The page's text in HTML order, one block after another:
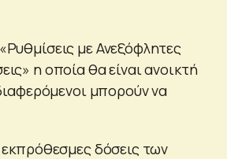
με Ανεξόφλητες
η οποία θα είναι ανοικτή
μπορούν να
δόσεις των